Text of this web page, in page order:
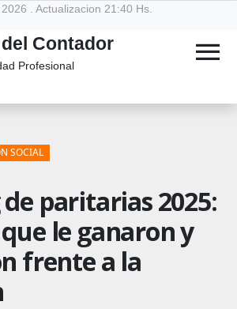
. Actualizacion 21:40 Hs.
Contador
Profesional menu
SOCIAL
paritarias 2025:
le ganaron y
frente a la